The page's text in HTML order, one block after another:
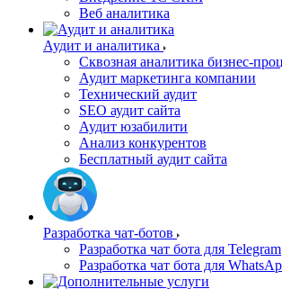
Веб аналитика
Аудит и аналитика
Сквозная аналитика бизнес-
Аудит маркетинга компании
Технический аудит
SEO аудит сайта
Аудит юзабилити
Анализ конкурентов
Бесплатный аудит сайта
Разработка чат-ботов
Разработка чат бота для Telegram
Разработка чат бота для